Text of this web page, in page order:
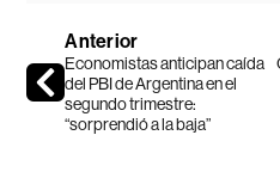
Anterior
Economistas anticipan caída
del PBI de Argentina en el
segundo trimestre:
“sorprendió a la baja”